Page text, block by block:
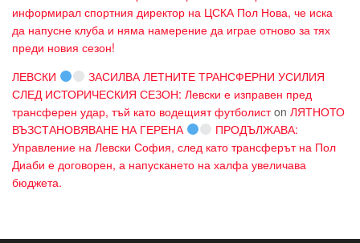
информирал спортния директор на ЦСКА Пол Нова, че иска
да напусне клуба и няма намерение да играе отново за тях
преди новия сезон!
ЛЕВСКИ
ЗАСИЛВА ЛЕТНИТЕ ТРАНСФЕРНИ УСИЛИЯ
СЛЕД ИСТОРИЧЕСКИЯ СЕЗОН: Левски е изправен пред
трансферен удар, тъй като водещият футболистon ЛЯТНОТО
ВЪЗСТАНОВЯВАНЕ НА ГЕРЕНА
ПРОДЪЛЖАВА:
Управление на Левски София, след като трансферът на Пол
Диаби е договорен, а напускането на халфа увеличава
бюджета.